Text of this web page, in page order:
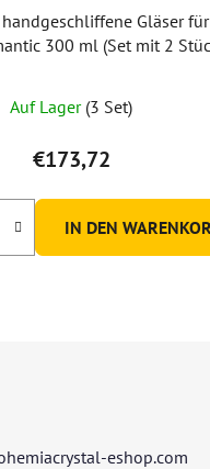
Gläser
300 ml (Set mit 2
Auf Lager (3 Set)
€173,72
IN DEN
eshop.com